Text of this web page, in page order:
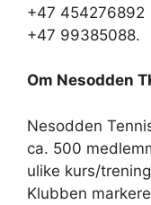
+47 454276892
+47 99385088.
Om Nesodden
Nesodden
ca. 500
ulike kurs/
Klubben